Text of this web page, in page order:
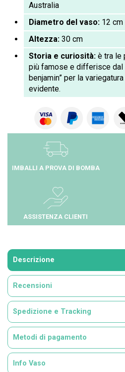
Australia
Diametro del vaso: 12 cm
Altezza: 30 cm
Storia e curiosità: è tra le
più famose e differisce dal
benjamin” per la
evidente.
IMBALLI A PROVA DI BOMBA
ASSISTENZA CLIENTI
Descrizione
Recensioni
Spedizione e Tracking
Metodi di pagamento
Info Vaso